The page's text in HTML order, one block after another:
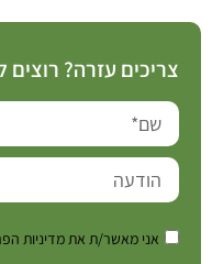
צריכים עזרה?
אני מאשר/ת את מדיניות